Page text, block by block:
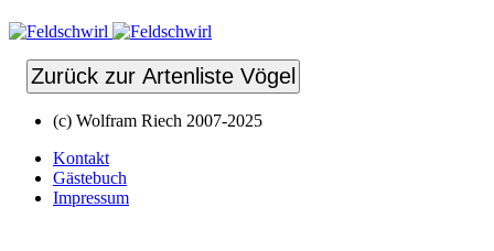
Zurück zur Artenliste Vögel
(c) Wolfram Riech 2007-2025
Kontakt
Gästebuch
Impressum